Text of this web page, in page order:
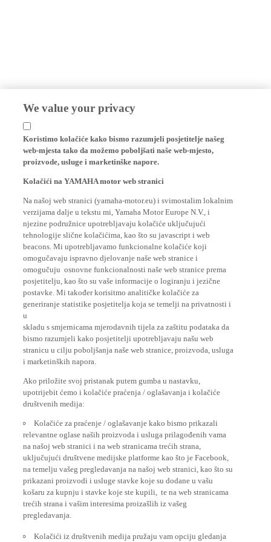
We value your privacy
Koristimo kolačiće kako bismo razumjeli posjetitelje našeg
web-mjesta tako da možemo poboljšati naše web-mjesto,
proizvode, usluge i marketinške napore.
verzijama dalje u tekstu mi, Yamaha Motor Europe N.V., i
njezine podružnice upotrebljavaju kolačiće uključujući
tehnologije slične kolačićima, kao što su javascript i web
beacons. Mi upotrebljavamo funkcionalne kolačiće koji
omogučavaju ispravno djelovanje naše web stranice i
omogučuju osnovne funkcionalnosti naše web stranice prema
posjetitelju, kao što su vaše informacije o logiranju i jezične
postavke. Mi također korisitmo analitičke kolačiće za
generiranje statistike posjetitelja koja se temelji na privatnosti i
u
skladu s smjernicama mjerodavnih tijela za zaštitu podataka da
bismo razumjeli kako posjetitelji upotrebljavaju našu web
stranicu u cilju poboljšanja naše web stranice, proizvoda, usluga
i marketinških napora.
upotrijebit ćemo i kolačiće praćenja / oglašavanja i kolačiće
društvenih medija:
relevantne oglase naših proizvoda i usluga prilagođenih vama
na našoj web stranici i na web stranicama trećih strana,
uključujući društvene medijske platforme kao što je Facebook,
na temelju vašeg pregledavanja na našoj web stranici, kao što su
prikazani proizvodi i usluge stavke koje su dodane u vašu
košaru za kupnju i stavke koje ste kupili, te na web stranicama
trećih strana i vašim interesima proizašlih iz vašeg
pregledavanja.